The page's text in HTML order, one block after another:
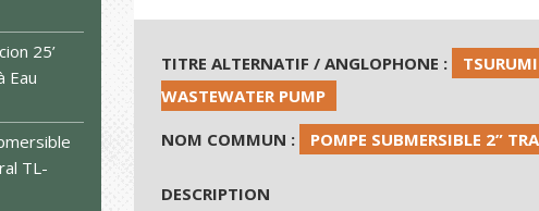
25’
Eau
TL-
TITRE ALTERNATIF / ANGLOPHONE :
WASTEWATER PUMP
NOM COMMUN :
POMPE SUBMERSIBLE 2”
DESCRIPTION